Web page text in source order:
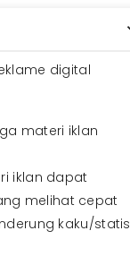
digital
materi iklan
iklan dapat
melihat cepat
kaku/statis